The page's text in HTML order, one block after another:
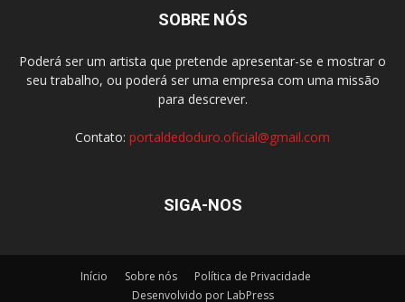
SOBRE NÓS
Poderá ser um artista que pretende apresentar-se e mostrar o
seu trabalho, ou poderá ser uma empresa com uma missão
para descrever.
Contato: portaldedoduro.oficial@gmail.com
SIGA-NOS
Início Sobre nós
Política de Privacidade
Desenvolvido por LabPress